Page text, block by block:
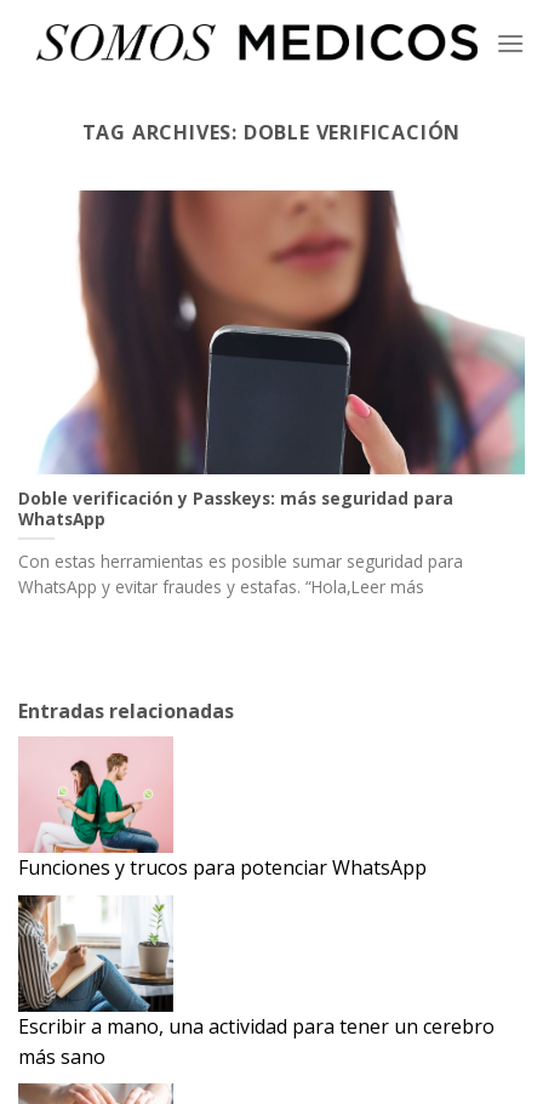
TAG ARCHIVES: DOBLE VERIFICACIÓN
Doble verificación y Passkeys: más seguridad para
WhatsApp
Con estas herramientas es posible sumar seguridad para
WhatsApp y evitar fraudes y estafas. “Hola,Leer más
Entradas relacionadas
Funciones y trucos para potenciar WhatsApp
Escribir a mano, una actividad para tener un cerebro
más sano